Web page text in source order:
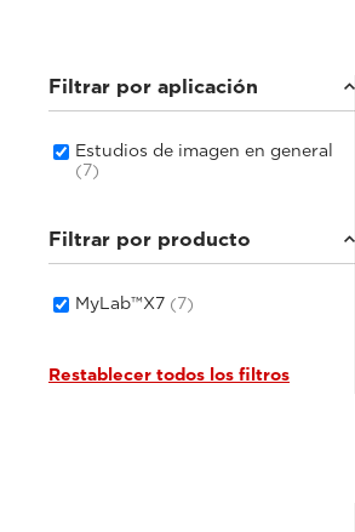
Filtrar por aplicación
Estudios de imagen en general
(7)
Filtrar por producto
MyLab™X7 (7)
Restablecer todos los filtros